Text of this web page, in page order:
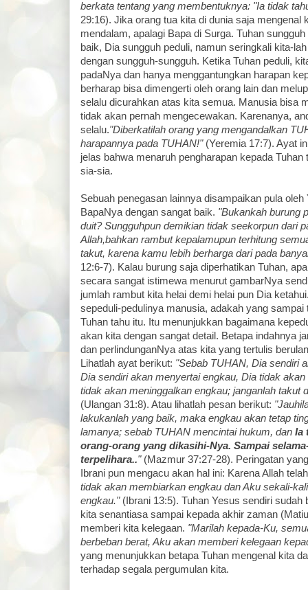
berkata tentang yang membentuknya: "Ia tidak
29:16). Jika orang tua kita di dunia saja mengenal
mendalam, apalagi Bapa di Surga. Tuhan
baik, Dia sungguh peduli, namun seringkali kita-
dengan sungguh-sungguh. Ketika Tuhan peduli,
padaNya dan hanya menggantungkan harapan
berharap bisa dimengerti oleh orang lain dan
selalu dicurahkan atas kita semua. Manusia bisa
tidak akan pernah mengecewakan. Karenanya,
selalu."Diberkatilah orang yang mengandalkan
harapannya pada TUHAN!"(Yeremia 17:7). Ayat
jelas bahwa menaruh pengharapan kepada
sia-sia.
Sebuah penegasan lainnya disampaikan pula
BapaNya dengan sangat baik. "Bukankah burung
duit? Sungguhpun demikian tidak seekorpun dari
Allah,bahkan rambut kepalamupun terhitung
takut, karena kamu lebih berharga dari pada
12:6-7). Kalau burung saja diperhatikan Tuhan,
secara sangat istimewa menurut gambarNya
jumlah rambut kita helai demi helai pun Dia
sepeduli-pedulinya manusia, adakah yang sampai
Tuhan tahu itu. Itu menunjukkan bagaimana
akan kita dengan sangat detail. Betapa indahnya
dan perlindunganNya atas kita yang tertulis
Lihatlah ayat berikut: "Sebab TUHAN, Dia sendiri
Dia sendiri akan menyertai engkau, Dia tidak
tidak akan meninggalkan engkau; janganlah takut
(Ulangan 31:8). Atau lihatlah pesan berikut:
lakukanlah yang baik, maka engkau akan tetap
lamanya; sebab TUHAN mencintai hukum, dan Ia
orang-orang yang dikasihi-Nya. Sampai
terpelihara.."(Mazmur 37:27-28). Peringatan
Ibrani pun mengacu akan hal ini: Karena Allah
tidak akan membiarkan engkau dan Aku sekali-
engkau."(Ibrani 13:5). Tuhan Yesus sendiri sudah
kita senantiasa sampai kepada akhir zaman
memberi kita kelegaan. "Marilah kepada-Ku,
berbeban berat, Aku akan memberi kelegaan
yang menunjukkan betapa Tuhan mengenal kita
terhadap segala pergumulan kita.